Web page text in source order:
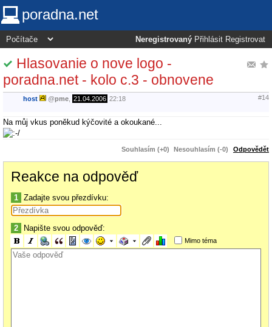
poradna.net
Neregistrovaný Přihlásit Registrovat
Hlasovanie o nove logo -
poradna.net - kolo c.3 - obnovene
host @pme 21.04.2006 22:18 #14
Na můj vkus poněkud kýčovité a okoukané...
Souhlasím (+0) Nesouhlasím (-0) Odpovědět
Reakce na odpověď
1 Zadajte svou přezdívku:
2 Napište svou odpověď:
Mimo téma